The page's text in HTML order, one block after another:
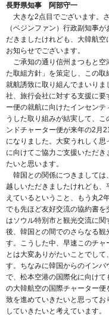
長野県知事 阿部守一
大きな2点目でございます。
（ベジンファン）行政副知事
だきましたけれども、大韓航
お知らせでございます。
ご承知の通り信州まつもと空
た取組方針」を策定し、この
就航誘致に取り組んでまいり
社、旅行会社に対する支援に
ー便の就航に向けたインセン
うした取り組みが結実して、
ンドチャーター便が来年の2月
になりました。大変うれしく
に向けてご協力ご支援いただ
たいと思います。
韓国との関係につきましては
越しいただきましたけれども
えているということ、もう丸2
でも先ほど友好交流の協約書
はソウル特別市と観光交流に
後、韓国との間でのさらなる観
す。こうした中、早速このチ
とは大変ありがたいことでし
す。ちなみに韓国からのイン
で、松本空港の国際化に向け
の大韓航空の国際チャーター
致を進めていきたいと思って
していきたいと考えています。